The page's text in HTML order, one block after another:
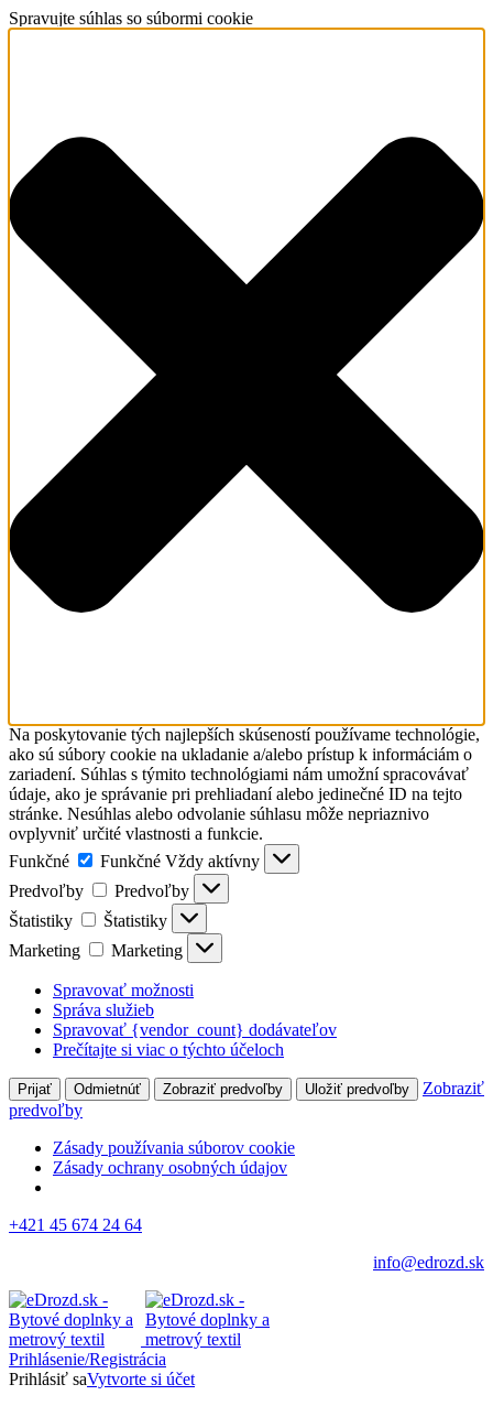
Spravujte súhlas so súbormi cookie
Na poskytovanie tých najlepších skúseností používame technológie,
ako sú súbory cookie na ukladanie a/alebo prístup k informáciám o
zariadení. Súhlas s týmito technológiami nám umožní spracovávať
údaje, ako je správanie pri prehliadaní alebo jedinečné ID na tejto
stránke. Nesúhlas alebo odvolanie súhlasu môže nepriaznivo
ovplyvniť určité vlastnosti a funkcie.
Funkčné
Funkčné Vždy aktívny
Predvoľby
Predvoľby
Štatistiky
Štatistiky
Marketing
Marketing
Spravovať možnosti
Správa služieb
Spravovať {vendor_count} dodávateľov
Prečítajte si viac o týchto účeloch
Prijať Odmietnúť Zobraziť predvoľby Uložiť predvoľby
Zobraziť
predvoľby
Zásady používania súborov cookie
Zásady ochrany osobných údajov
+421 45 674 24 64
info@edrozd.sk
Prihlásenie/Registrácia
Prihlásiť saVytvorte si účet